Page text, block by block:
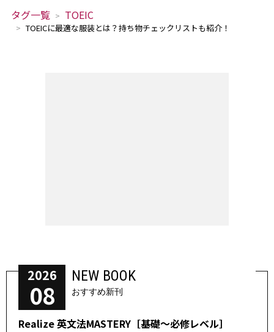
タグ一覧 TOEIC
TOEICに最適な服装とは？持ち物チェックリストも紹介！
2026
08
NEW BOOK
おすすめ新刊
Realize 英文法MASTERY［基礎～必修レベル］